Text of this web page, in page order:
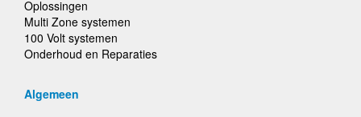
Oplossingen
Multi Zone systemen
100 Volt systemen
Onderhoud en Reparaties
Algemeen